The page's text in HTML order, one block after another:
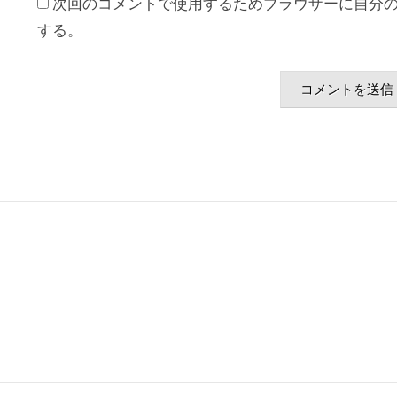
次回のコメントで使用するためブラウザーに自分
する。